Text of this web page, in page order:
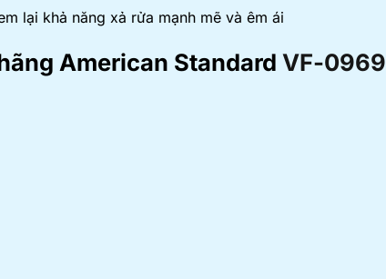
lại khả năng xả rửa mạnh mẽ và êm ái
American Standard VF-0969